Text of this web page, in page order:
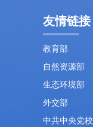
友情链接
教育部
自然资源部
生态环境部
外交部
中共中央党校